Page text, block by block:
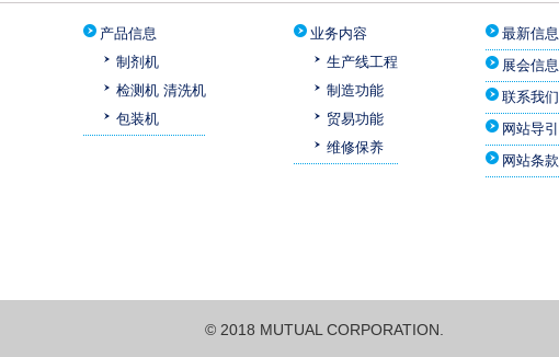
产品信息
制剂机
检测机 清洗机
包装机
业务内容
生产线工程
制造功能
贸易功能
维修保养
最新信息
展会信息
联系我们
网站导引
网站条款
© 2018 MUTUAL CORPORATION.